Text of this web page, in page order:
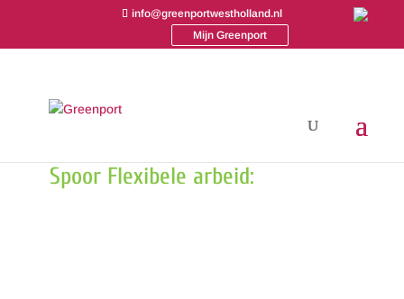
info@greenportwestholland.nl
Mijn Greenport
Spoor Flexibele arbeid: